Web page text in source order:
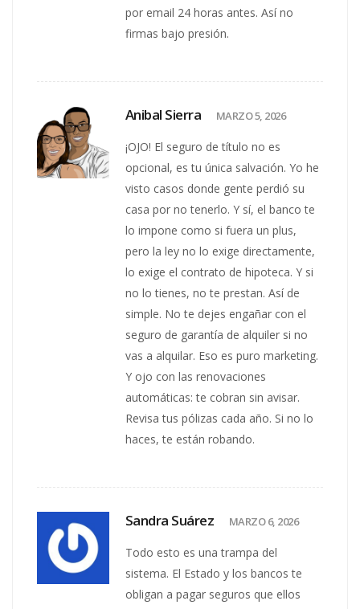
por email 24 horas antes. Así no
firmas bajo presión.
Anibal Sierra MARZO 5, 2026
¡OJO! El seguro de título no es
opcional, es tu única salvación. Yo he
visto casos donde gente perdió su
casa por no tenerlo. Y sí, el banco te
lo impone como si fuera un plus,
pero la ley no lo exige directamente,
lo exige el contrato de hipoteca. Y si
no lo tienes, no te prestan. Así de
simple. No te dejes engañar con el
seguro de garantía de alquiler si no
vas a alquilar. Eso es puro marketing.
Y ojo con las renovaciones
automáticas: te cobran sin avisar.
Revisa tus pólizas cada año. Si no lo
haces, te están robando.
Sandra Suárez MARZO 6, 2026
Todo esto es una trampa del
sistema. El Estado y los bancos te
obligan a pagar seguros que ellos